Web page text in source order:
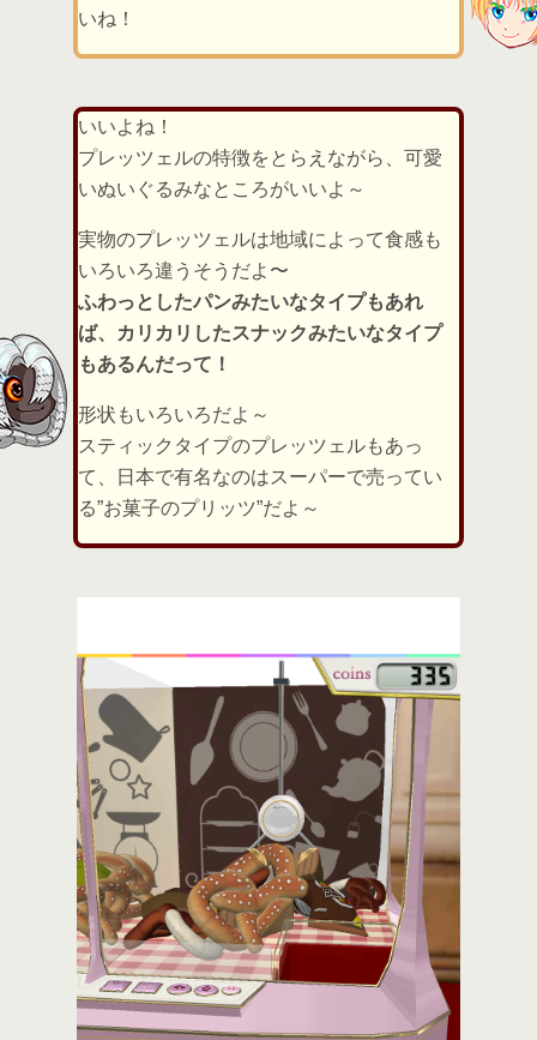
いね！
いいよね！
プレッツェルの特徴をとらえながら、可愛
いぬいぐるみなところがいいよ～
実物のプレッツェルは地域によって食感も
いろいろ違うそうだよ〜
ふわっとしたパンみたいなタイプもあれ
ば、カリカリしたスナックみたいなタイプ
もあるんだって！
形状もいろいろだよ～
スティックタイプのプレッツェルもあっ
て、日本で有名なのはスーパーで売ってい
る”お菓子のプリッツ”だよ～